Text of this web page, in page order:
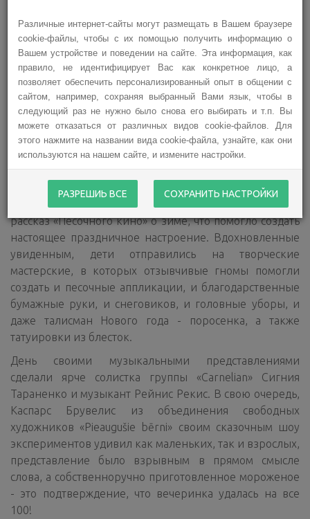
Участниками мероприятия стали многодетные семьи
из Кулдиги, многодетные и приемные семьи из Риги,
Кекавы, Бауски, Елгавы и Мадонского края, многие
семьи, в которых воспитывают детей с особыми
потребностями, дети из детского дома «Imanta», а
также молодые люди из центров опеки «Ezerkrasti» и
«Teika».
На праздничном мероприятии почти 200 детей и их
семьи окунулись в мир чудес и насладились
наполненным приятными сюрпризами днем. Началом
мероприятия стал созданный с помощью песка и света
рассказ «Песочного кино» о зиме, что помогло создать
настоящее праздничное настроение. Вдохновленные
увиденным, дети отправились на творческие
мастерские, в которых отзывчивые гномы помогли
создать и песочные аппликации, и благодарственные
бумажные руки, и снеговиков, и головные уборы, и
даже талисман Нового года - поросенка, а также
татуировки из блесток.
День своими музыкальными представлениями
сделали ярче солистка группы «Carnelian» Сигния
Тараненко и музыкант Рейнис Рекис. В свою очередь,
Каспарс Брувелис из объединения свободных
художников «Pieaugušie bērni» своим сказочным шоу
экспериментов удивил как маленьких, так и взрослых,
представление было взрывным в прямом смысле
слова, а собственноручно приготовленное мороженое
- это подтверждение, что вечеринка удалась на все
100!
Различные интернет-сайты могут размещать в Вашем браузере
cookie-файлы, чтобы с их помощью получить информацию о
Вашем устройстве и поведении на сайте. Эта информация, как
правило, не идентифицирует Вас как конкретное лицо, а
позволяет обеспечить персонализированный опыт в общении с
сайтом, например, сохраняя выбранный Вами язык, чтобы в
следующий раз не нужно было снова его выбирать и т.п. Вы
можете отказаться от различных видов cookie-файлов. Для
этого нажмите на названии вида cookie-файла, узнайте, как они
используются на нашем сайте, и измените настройки.
РАЗРЕШИЬ ВСЕ СОХРАНИТЬ НАСТРОЙКИ